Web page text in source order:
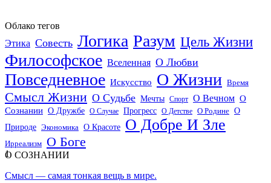
Облако тегов
Этика Совесть Логика Разум Цель Жизни
Философское Вселенная О Любви
Повседневное Искусство О Жизни Время
Смысл Жизни О Судьбе Мечты Спорт О Вечном О
Сознании О Дружбе О Случае Прогресс О Детстве О Родине О
Природе Экономика О Красоте О Добре И Зле
Ирреализм О Боге
О СОЗНАНИИ
1
Смысл — самая тонкая вещь в мире.